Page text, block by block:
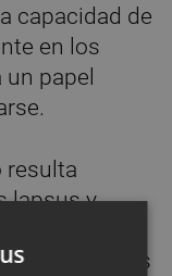
capacidad de
en los
papel
resulta
lapsus y
el
en los